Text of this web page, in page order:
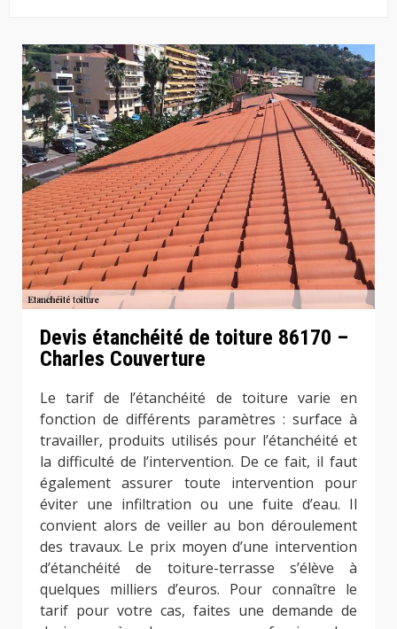
Devis étanchéité de toiture 86170 –
Charles Couverture
Le tarif de l’étanchéité de toiture varie en
fonction de différents paramètres : surface à
travailler, produits utilisés pour l’étanchéité et
la difficulté de l’intervention. De ce fait, il faut
également assurer toute intervention pour
éviter une infiltration ou une fuite d’eau. Il
convient alors de veiller au bon déroulement
des travaux. Le prix moyen d’une intervention
d’étanchéité de toiture-terrasse s’élève à
quelques milliers d’euros. Pour connaître le
tarif pour votre cas, faites une demande de